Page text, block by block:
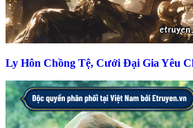
Ly Hôn Chồng Tệ, Cưới Đại Gia Yêu